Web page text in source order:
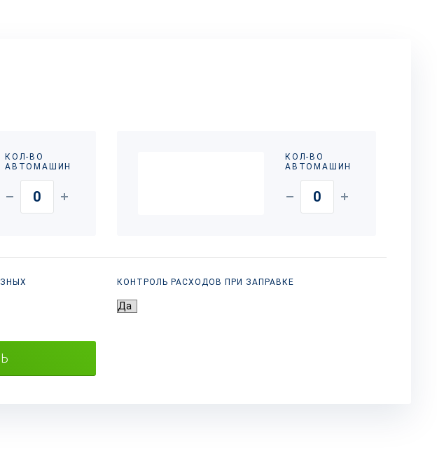
КОЛ-ВО
АВТОМАШИН
КОЛ-ВО
АВТОМАШИН
КОНТРОЛЬ РАСХОДОВ ПРИ ЗАПРАВКЕ